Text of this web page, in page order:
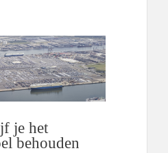
je het
behouden